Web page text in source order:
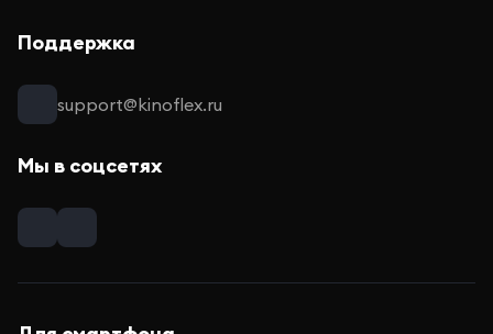
Поддержка
support@kinoflex.ru
Мы в соцсетях